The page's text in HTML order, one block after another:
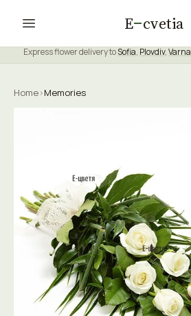
E cvetia
Express flower delivery toSofia, Plovdiv,Varna
Home›Memories